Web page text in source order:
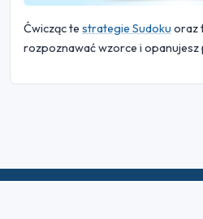
Ćwicząc te strategie Sudoku oraz
rozpoznawać wzorce i opanujesz